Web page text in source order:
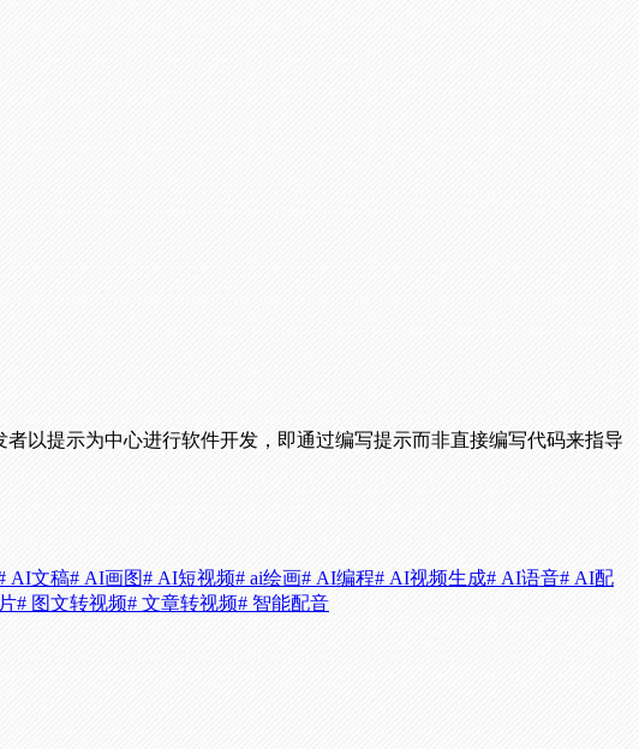
以提示为中心进行软件开发，即通过编写提示而非直接编写代码来指导
AI文稿# AI画图# AI短视频# ai绘画# AI编程# AI视频生成# AI语音# AI配
# 图文转视频# 文章转视频# 智能配音